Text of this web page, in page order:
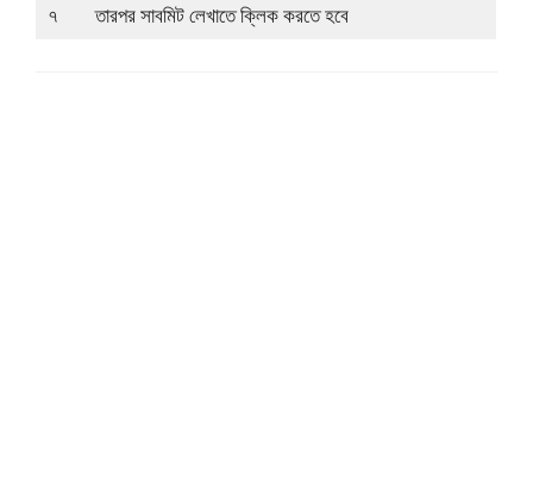
৭
তারপর সাবমিট লেখাতে ক্লিক করতে হবে